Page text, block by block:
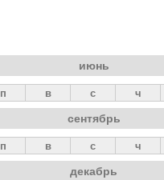
июнь
п в с ч
сентябрь
п в с ч
декабрь